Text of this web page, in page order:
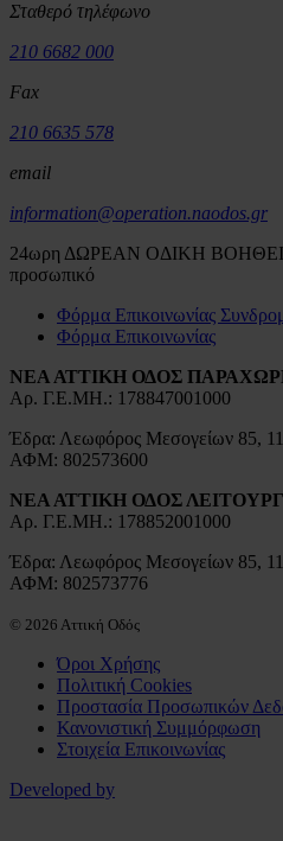
Σταθερό τηλέφωνο
210 6682 000
Fax
210 6635 578
email
information@operation.naodos.gr
24ωρη ΔΩΡΕΑΝ ΟΔΙΚΗ ΒΟΗΘΕΙΑ
προσωπικό
Φόρμα Επικοινωνίας
Φόρμα Επικοινωνίας
ΝΕΑ ΑΤΤΙΚΗ ΟΔΟΣ
Αρ. Γ.Ε.ΜΗ.: 178847001000
Έδρα: Λεωφόρος Μεσογείων 85,
ΑΦΜ: 802573600
ΝΕΑ ΑΤΤΙΚΗ ΟΔΟΣ
Αρ. Γ.Ε.ΜΗ.: 178852001000
Έδρα: Λεωφόρος Μεσογείων 85,
ΑΦΜ: 802573776
© 2026 Αττική Οδός
Όροι Χρήσης
Πολιτική Cookies
Προστασία Προσωπικών
Κανονιστική Συμμόρφωση
Στοιχεία Επικοινωνίας
Developed by